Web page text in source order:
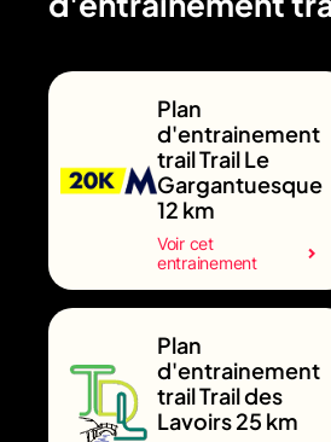
Plan
d'entrainement
trail Trail Le
Gargantuesque
12 km
Voir cet
entrainement
Plan
d'entrainement
trail Trail des
Lavoirs 25 km